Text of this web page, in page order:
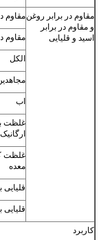
مقاوم در برابر روغن
و مقاوم در برابر
اسید و قلیایی
مقاوم
مقاوم
الکل
اب
غلظت
ارگانیک
غلظت
معده
قلیایی
کاربرد